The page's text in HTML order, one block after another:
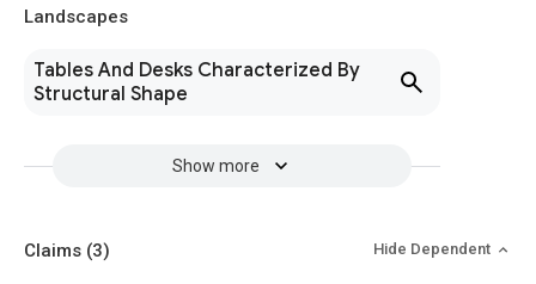
Landscapes
Tables And Desks Characterized By
Structural Shape
Show more
Claims (3) Hide Dependent